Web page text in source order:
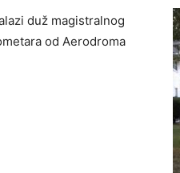
duž magistralnog
od Aerodroma